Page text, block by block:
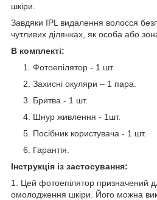
шкіри.
Завдяки IPL видалення волосся
чутливих ділянках, як особа або зона
В комплекті:
Фотоепілятор - 1 шт.
Захисні окуляри – 1 пара.
Бритва - 1 шт.
Шнур живлення - 1шт.
Посібник користувача - 1 шт.
Гарантія.
Інструкція із застосування:
1. Цей фотоепілятор призначений
омолодження шкіри. Його можна